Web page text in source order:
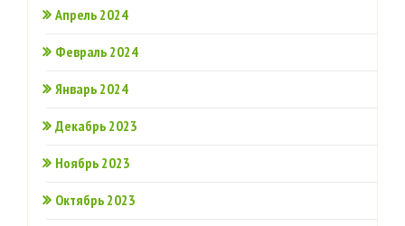
Апрель 2024
Февраль 2024
Январь 2024
Декабрь 2023
Ноябрь 2023
Октябрь 2023